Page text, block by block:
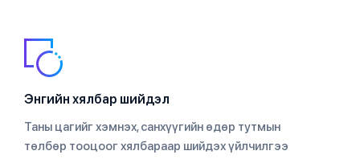
Энгийн хялбар шийдэл
Таны цагийг хэмнэх, санхүүгийн өдөр тутмын
төлбөр тооцоог хялбараар шийдэх үйлчилгээ